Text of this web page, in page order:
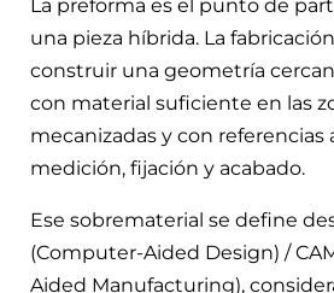
La preforma es el punto de
una pieza híbrida. La
construir una geometría
con material suficiente en las
mecanizadas y con referencias
medición, fijación y acabado.
Ese sobrematerial se define
(Computer-Aided Design) /
Aided Manufacturing),